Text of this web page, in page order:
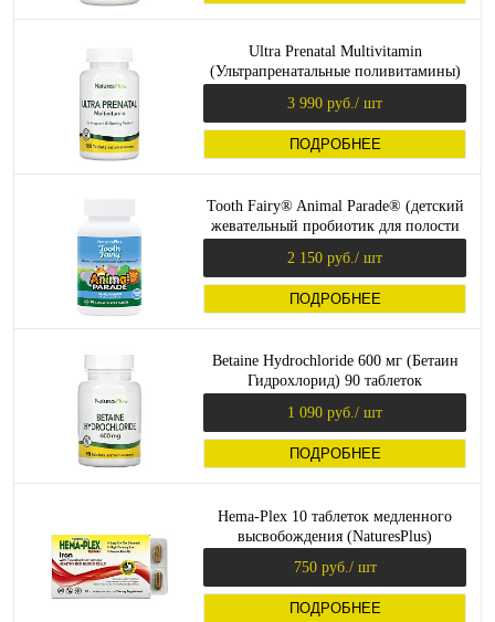
Ultra Prenatal Multivitamin
(Ультрапренатальные поливитамины)
3 990 руб. / шт
ПОДРОБНЕЕ
Tooth Fairy® Animal Parade® (детский
жевательный пробиотик для полости
2 150 руб. / шт
ПОДРОБНЕЕ
Betaine Hydrochloride 600 мг (Бетаин
Гидрохлорид) 90 таблеток
1 090 руб. / шт
ПОДРОБНЕЕ
Hema-Plex 10 таблеток медленного
высвобождения (NaturesPlus)
750 руб. / шт
ПОДРОБНЕЕ